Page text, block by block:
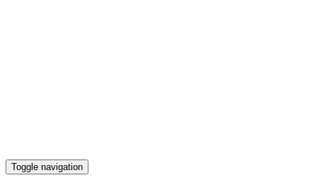
Toggle navigation